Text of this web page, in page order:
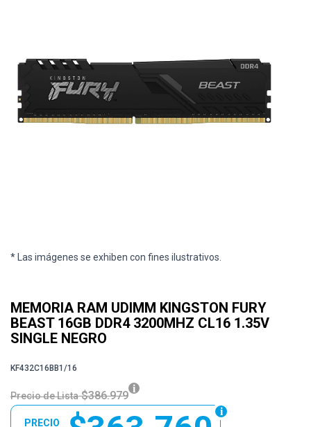
* Las imágenes se exhiben con fines ilustrativos.
MEMORIA RAM UDIMM KINGSTON FURY
BEAST 16GB DDR4 3200MHZ CL16 1.35V
SINGLE NEGRO
KF432C16BB1/16
Precio de Lista $386.979
PRECIO